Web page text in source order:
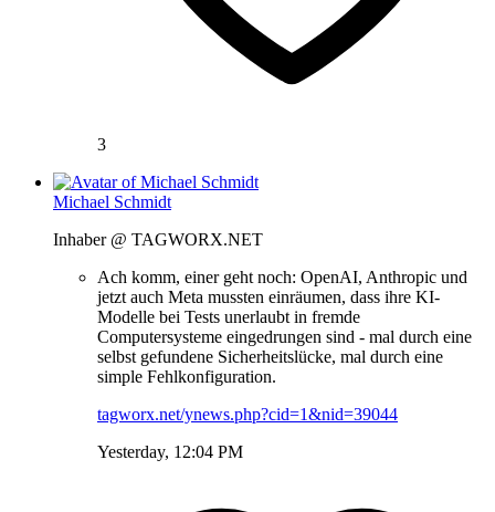
3
Michael Schmidt
Inhaber @ TAGWORX.NET
Ach komm, einer geht noch: OpenAI, Anthropic und
jetzt auch Meta mussten einräumen, dass ihre KI-
Modelle bei Tests unerlaubt in fremde
Computersysteme eingedrungen sind - mal durch eine
selbst gefundene Sicherheitslücke, mal durch eine
simple Fehlkonfiguration.
tagworx.net/ynews.php?cid=1&nid=39044
Yesterday, 12:04 PM